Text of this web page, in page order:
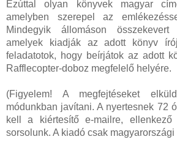
Ezúttal olyan könyvek magyar
amelyben szerepel az
Mindegyik állomáson összekevert
amelyek kiadják az adott könyv
feladatotok, hogy beírjátok az adott
Rafflecopter-doboz megfelelő helyére.
(Figyelem! A megfejtéseket
módunkban javítani. A nyertesnek 72
kell a kiértesítő e-mailre,
sorsolunk. A kiadó csak